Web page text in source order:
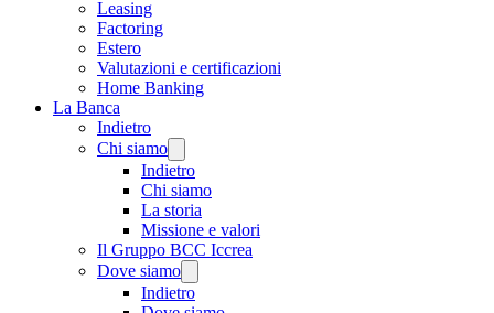
Leasing
Factoring
Estero
Valutazioni e certificazioni
Home Banking
La Banca
Indietro
Chi siamo
Indietro
Chi siamo
La storia
Missione e valori
Il Gruppo BCC Iccrea
Dove siamo
Indietro